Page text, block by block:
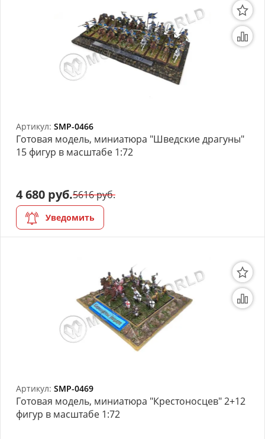
Артикул: SMP-0466
Готовая модель, миниатюра "Шведские драгуны"
15 фигур в масштабе 1:72
4 680 руб.5616 руб.
Уведомить
Артикул: SMP-0469
Готовая модель, миниатюра "Крестоносцeв" 2+12
фигур в масштабе 1:72